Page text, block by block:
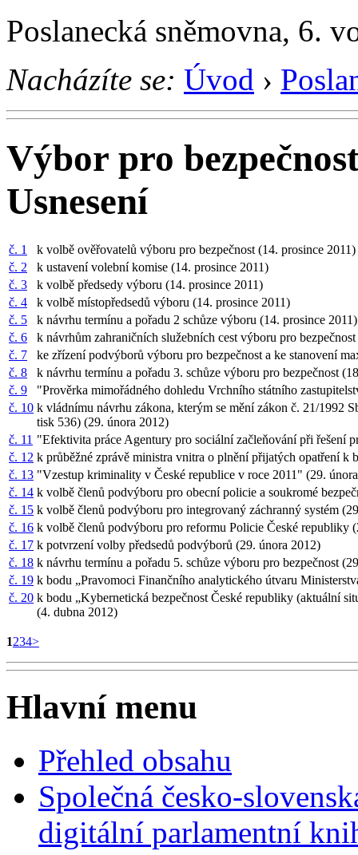
Poslanecká sněmovna, 6.
Nacházíte se: Úvod ›
Výbor pro
Usnesení
č. 1
k volbě ověřovatelů výboru pro bezpečnost (14. prosince 2011)
č. 2
k ustavení volební komise (14. prosince 2011)
č. 3
k volbě předsedy výboru (14. prosince 2011)
č. 4
k volbě místopředsedů výboru (14. prosince 2011)
č. 5
k návrhu termínu a pořadu 2 schůze výboru (14. prosince
č. 6
k návrhům zahraničních služebních cest výboru pro
č. 7
ke zřízení podvýborů výboru pro bezpečnost a ke stanovení
č. 8
k návrhu termínu a pořadu 3. schůze výboru pro bezpečnost
č. 9
"Prověrka mimořádného dohledu Vrchního státního
č. 10 k vládnímu návrhu zákona, kterým se mění zákon č. 21/1992
tisk 536) (29. února 2012)
č. 11 "Efektivita práce Agentury pro sociální začleňování při řešení
č. 12 k průběžné zprávě ministra vnitra o plnění přijatých opatření
č. 13 "Vzestup kriminality v České republice v roce 2011" (29.
č. 14 k volbě členů podvýboru pro obecní policie a soukromé
č. 15 k volbě členů podvýboru pro integrovaný záchranný systém
č. 16 k volbě členů podvýboru pro reformu Policie České republiky
č. 17 k potvrzení volby předsedů podvýborů (29. února 2012)
č. 18 k návrhu termínu a pořadu 5. schůze výboru pro bezpečnost
č. 19 k bodu „Pravomoci Finančního analytického útvaru
č. 20 k bodu „Kybernetická bezpečnost České republiky (aktuální
(4. dubna 2012)
1234>
Hlavní menu
Přehled obsahu
Společná česko-
digitální parlamentní